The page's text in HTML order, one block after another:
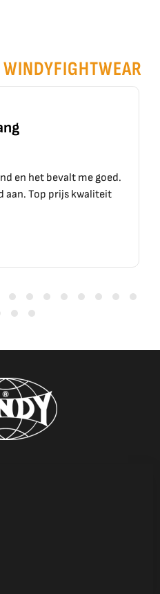
WINDYFIGHTWEAR
Top materiaal, top